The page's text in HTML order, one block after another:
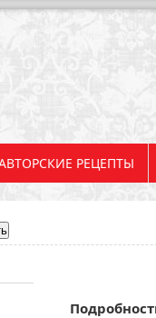
РЕЦЕПТЫ